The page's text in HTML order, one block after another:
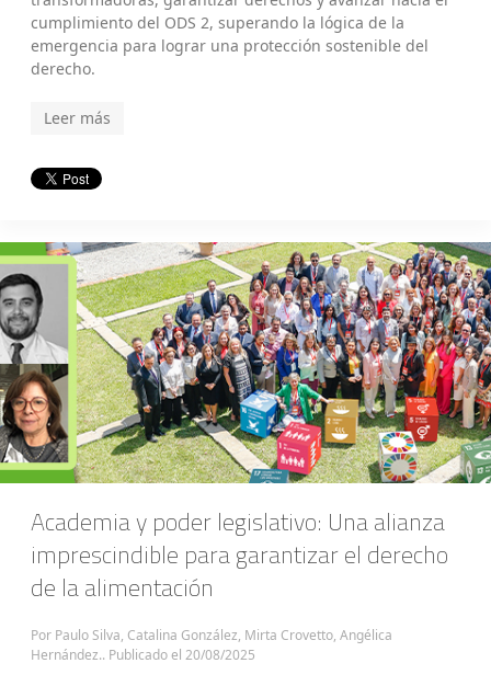
cumplimiento del ODS 2, superando la lógica de la
emergencia para lograr una protección sostenible del
derecho.
Leer más
Academia y poder legislativo: Una alianza
imprescindible para garantizar el derecho
de la alimentación
Por Paulo Silva, Catalina González, Mirta Crovetto, Angélica
Hernández.. Publicado el 20/08/2025